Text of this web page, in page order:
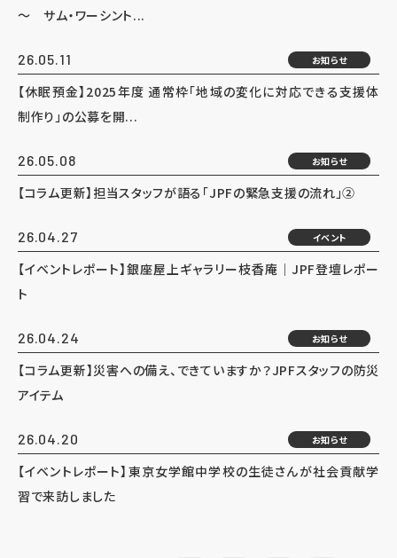
～ サム・ワーシント...
26.05.11 お知らせ
【休眠預金】2025年度 通常枠「地域の変化に対応できる支援体
制作り」の公募を開...
26.05.08 お知らせ
【コラム更新】担当スタッフが語る「JPFの緊急支援の流れ」②
26.04.27 イベント
【イベントレポート】銀座屋上ギャラリー枝香庵｜JPF登壇レポー
ト
26.04.24 お知らせ
【コラム更新】災害への備え、できていますか？JPFスタッフの防災
アイテム
26.04.20 お知らせ
【イベントレポート】東京女学館中学校の生徒さんが社会貢献学
習で来訪しました